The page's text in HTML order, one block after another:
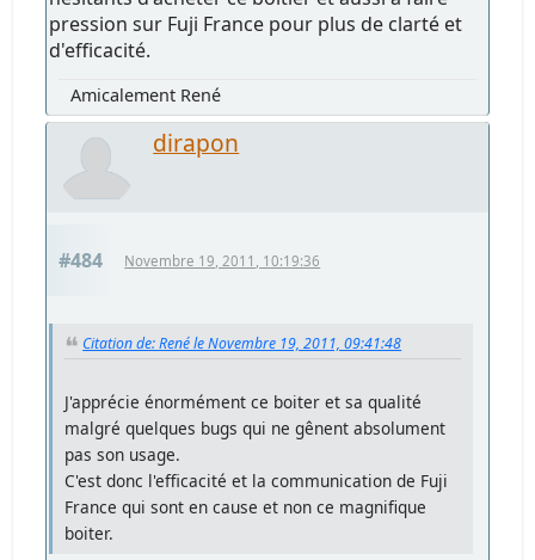
pression sur Fuji France pour plus de clarté et
d'efficacité.
Amicalement René
dirapon
#484 Novembre 19, 2011, 10:19:36
Citation de: René le Novembre 19, 2011, 09:41:48
J'apprécie énormément ce boiter et sa qualité
malgré quelques bugs qui ne gênent absolument
pas son usage.
C'est donc l'efficacité et la communication de Fuji
France qui sont en cause et non ce magnifique
boiter.